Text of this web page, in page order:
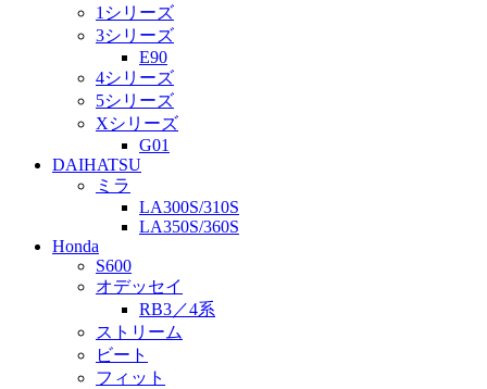
1シリーズ
3シリーズ
E90
4シリーズ
5シリーズ
Xシリーズ
G01
DAIHATSU
ミラ
LA300S/310S
LA350S/360S
Honda
S600
オデッセイ
RB3／4系
ストリーム
ビート
フィット